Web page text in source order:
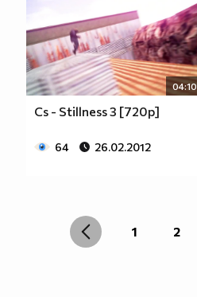
04:10
Cs - Stillness 3 [720p]
64 26.02.2012
1 2